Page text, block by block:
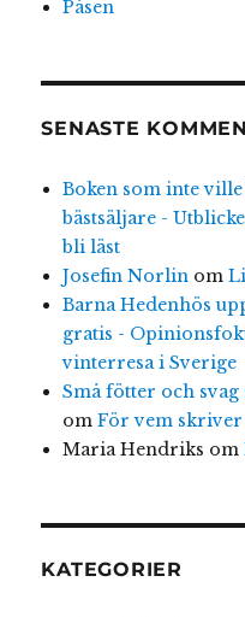
Påsen
SENASTE
Boken som inte
bästsäljare -
bli läst
Josefin Norlin om
Barna Hedenhös
gratis -
vinterresa i Sverige
Små fötter och
om För vem skriver
Maria Hendriks om
KATEGORIER